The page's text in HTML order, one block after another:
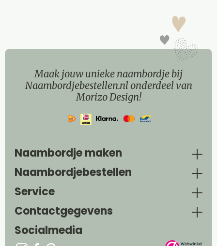
Maak jouw unieke naambordje bij
Naambordjebestellen.nl onderdeel van
Morizo Design!
Naambordje maken
Naambordjebestellen
Service
Contactgegevens
Socialmedia